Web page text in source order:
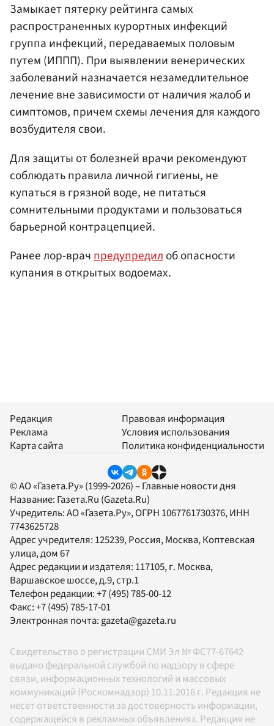
Замыкает пятерку рейтинга самых
распространенных курортных инфекций
группа инфекций, передаваемых половым
путем (ИППП). При выявлении венерических
заболеваний назначается незамедлительное
лечение вне зависимости от наличия жалоб и
симптомов, причем схемы лечения для каждого
возбудителя свои.
Для защиты от болезней врачи рекомендуют
соблюдать правила личной гигиены, не
купаться в грязной воде, не питаться
сомнительными продуктами и пользоваться
барьерной контрацепцией.
Ранее лор-врачпредупредилоб опасности
купания в открытых водоемах.
Редакция
Реклама
Карта сайта
Правовая информация
Условия использования
Политика конфиденциальности
© АО «Газета.Ру» (1999-2026) – Главные новости дня
Название: Газета.Ru (Gazeta.Ru)
Учредитель:АО «Газета.Ру», ОГРН 1067761730376, ИНН
7743625728
Адрес учредителя: 125239, Россия, Москва, Коптевская
улица, дом 67
Адрес редакции и издателя: 117105, г. Москва,
Варшавское шоссе, д.9, стр.1
Телефон редакции:+7 (495) 785-00-12
Факс:+7 (495) 785-17-01
Электронная почта:gazeta@gazeta.ru
Свидетельство о регистрации СМИ Эл № ФС77-67642
выдано федеральной службой по надзору в сфере
связи, информационных технологий и массовых
коммуникаций (Роскомнадзор) 10.11.2016 г. Редакция не
несет ответственности за достоверность информации,
содержащейся в рекламных объявлениях. Редакция не